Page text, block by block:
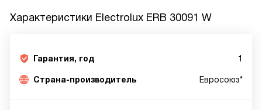
Характеристики Electrolux ERB 30091 W
Гарантия, год 1
Страна-производитель Евросоюз*